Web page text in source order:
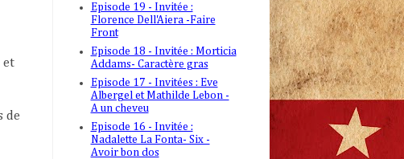
et
de
Episode 19 - Invitée :
Florence Dell'Aiera -Faire
Front
Episode 18 - Invitée : Morticia
Addams- Caractère gras
Episode 17 - Invitées : Eve
Albergel et Mathilde Lebon -
A un cheveu
Episode 16 - Invitée :
Nadalette La Fonta- Six -
Avoir bon dos